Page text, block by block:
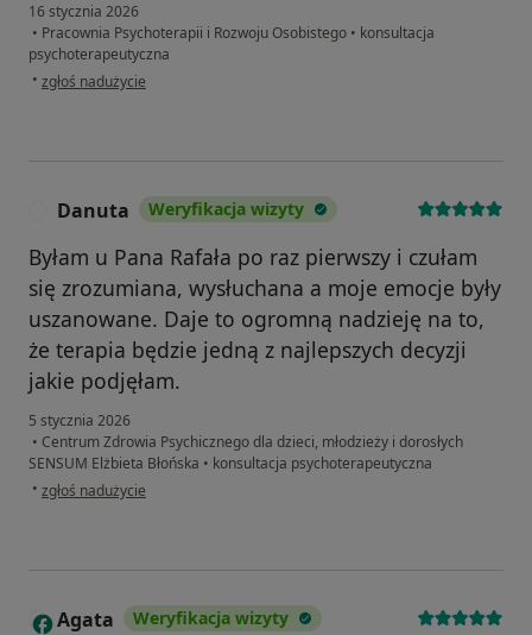
16 stycznia 2026
• Pracownia Psychoterapii i Rozwoju Osobistego • konsultacja
psychoterapeutyczna
• w opinii użytkownika Dariusz
zgłoś nadużycie
Danuta Weryfikacja wizyty
Byłam u Pana Rafała po raz pierwszy i czułam
się zrozumiana, wysłuchana a moje emocje były
uszanowane. Daje to ogromną nadzieję na to,
że terapia będzie jedną z najlepszych decyzji
jakie podjęłam.
5 stycznia 2026
• Centrum Zdrowia Psychicznego dla dzieci, młodzieży i dorosłych
SENSUM Elżbieta Błońska • konsultacja psychoterapeutyczna
• w opinii użytkownika Danuta
zgłoś nadużycie
A Agata Weryfikacja wizyty